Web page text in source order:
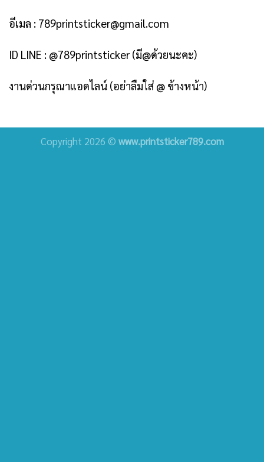
อีเมล : 789printsticker@gmail.com
ID LINE : @789printsticker(มี@ด้วยนะคะ)
งานด่วนกรุณาแอดไลน์ (อย่าลืมใส่ @ ข้างหน้า)
Copyright 2026 © www.printsticker789.com